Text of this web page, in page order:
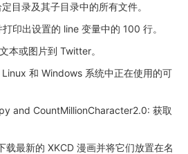
目录及其子目录中的所有文件。
印出设置的 line 变量中的 100 行。
本或图片到 Twitter。
和 Windows 系统中正在使用的可
and CountMillionCharacter2.0: 获取
最新的 XKCD 漫画并将它们放置在名